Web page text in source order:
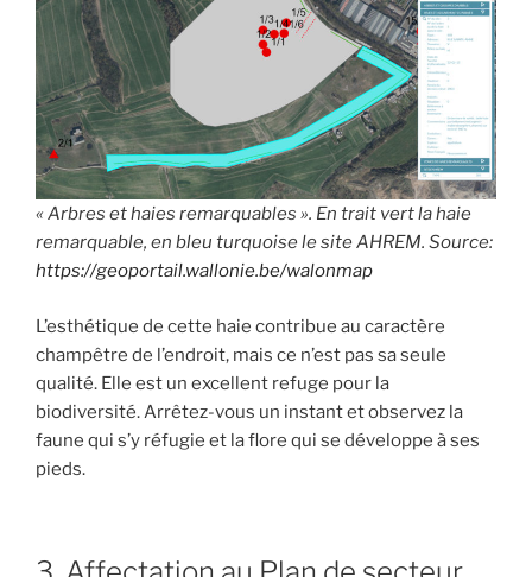
« Arbres et haies remarquables ». En trait vert la haie
remarquable, en bleu turquoise le site AHREM. Source:
https://geoportail.wallonie.be/walonmap
L’esthétique de cette haie contribue au caractère
champêtre de l’endroit, mais ce n’est pas sa seule
qualité. Elle est un excellent refuge pour la
biodiversité. Arrêtez-vous un instant et observez la
faune qui s’y réfugie et la flore qui se développe à ses
pieds.